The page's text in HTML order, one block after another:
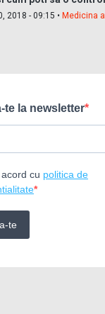
2018 - 09:15 • Medicina